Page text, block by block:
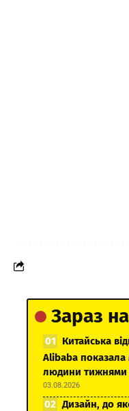
Зараз
Китайська
Alibaba
людини тижнями
03.08.2026
Дизайн, до